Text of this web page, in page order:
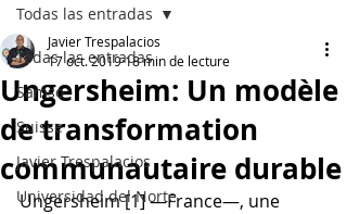
Todas las entradas
Samso
Suisse
Javier Trespalacios
Universidad del Norte
Todas las entradas
Ungersheim: Un modèle
de transformation
communautaire durable
Javier Trespalacios
17 oct. 201918 min de lecture
Ungersheim [1] —France—, une